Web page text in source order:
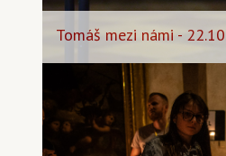
Tomáš mezi námi -